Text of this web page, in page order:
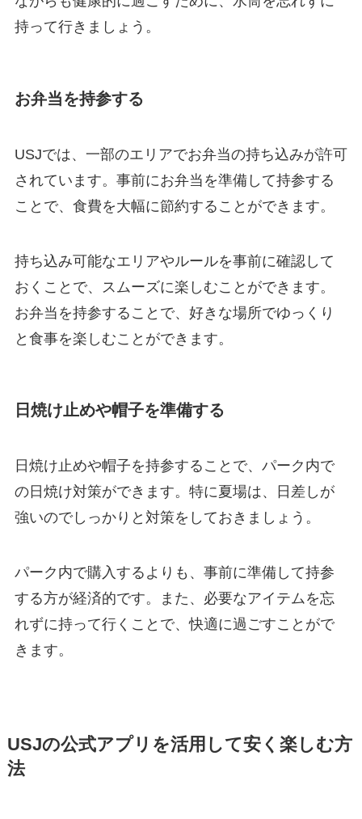
持って行きましょう。
お弁当を持参する
USJでは、一部のエリアでお弁当の持ち込みが許可
されています。事前にお弁当を準備して持参する
ことで、食費を大幅に節約することができます。
持ち込み可能なエリアやルールを事前に確認して
おくことで、スムーズに楽しむことができます。
お弁当を持参することで、好きな場所でゆっくり
と食事を楽しむことができます。
日焼け止めや帽子を準備する
日焼け止めや帽子を持参することで、パーク内で
の日焼け対策ができます。特に夏場は、日差しが
強いのでしっかりと対策をしておきましょう。
パーク内で購入するよりも、事前に準備して持参
する方が経済的です。また、必要なアイテムを忘
れずに持って行くことで、快適に過ごすことがで
きます。
USJの公式アプリを活用して安く楽しむ方
法